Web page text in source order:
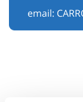
email: